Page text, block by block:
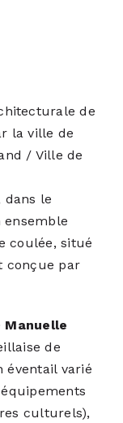
de
la ville de
/ Ville de
dans le
coulée, situé
conçue par
Manuelle
de
éventail varié
culturels),